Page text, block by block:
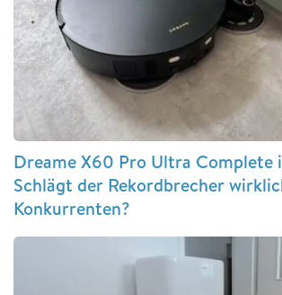
Dreame X60 Pro Ultra Complete
Schlägt der Rekordbrecher
Konkurrenten?